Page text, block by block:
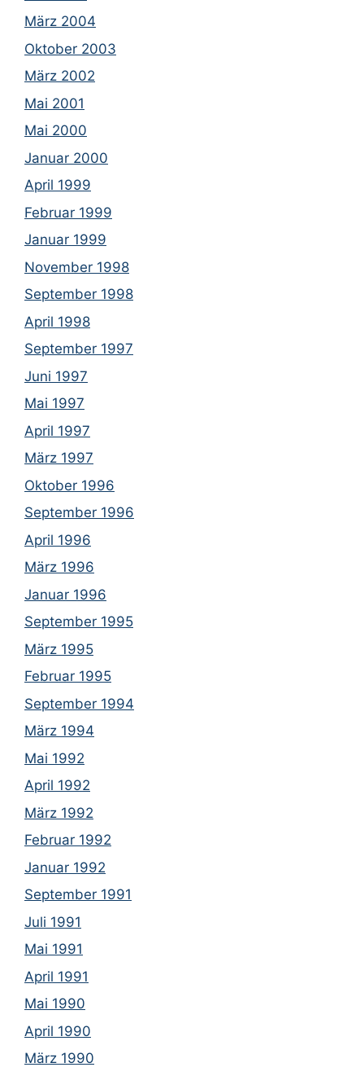
März 2004
Oktober 2003
März 2002
Mai 2001
Mai 2000
Januar 2000
April 1999
Februar 1999
Januar 1999
November 1998
September 1998
April 1998
September 1997
Juni 1997
Mai 1997
April 1997
März 1997
Oktober 1996
September 1996
April 1996
März 1996
Januar 1996
September 1995
März 1995
Februar 1995
September 1994
März 1994
Mai 1992
April 1992
März 1992
Februar 1992
Januar 1992
September 1991
Juli 1991
Mai 1991
April 1991
Mai 1990
April 1990
März 1990